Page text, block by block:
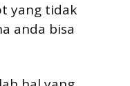
yang tidak
anda bisa